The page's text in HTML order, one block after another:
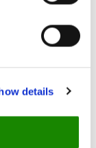
details
este văzut
a